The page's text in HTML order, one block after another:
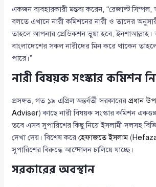
একজন ব্যবহারকারী মন্তব্য করেন, “রেজাল্ট সিম্পল,
বলতে এখানে নারী কমিশনের নারী ও তাদের
তাহলে আপনার প্রেডিকশন ভুয়া হবে,
বাংলাদেশের সকল নারীদের মিন করে থাকেন
পারে।”
নারী বিষয়ক সংস্কার কমিশন
প্রসঙ্গত, গত ১৯ এপ্রিল অন্তর্বর্তী সরকারেরপ্রধান
Adviser) কাছে নারী বিষয়ক সংস্কার কমিশন
তবে এসব সুপারিশের কিছু নিয়ে ইসলামী দলসহ
দেখা দেয়। বিশেষ করেহেফাজতে ইসলাম(
সুপারিশের বিরুদ্ধে আন্দোলন চালিয়ে যাচ্ছে।
সরকারের অবস্থান